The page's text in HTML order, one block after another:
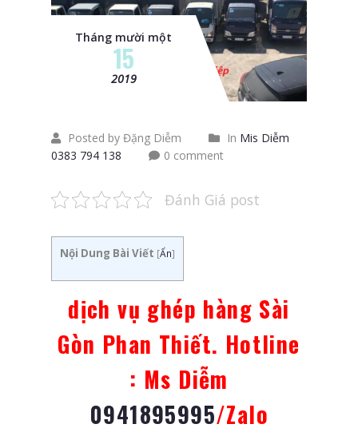
Tháng mười một
15
2019
Posted by Đặng Diễm In Mis Diễm
0383 794 138
0 comment
Đánh Giá post
Nội Dung Bài Viết [Ẩn]
dịch vụ ghép hàng Sài
Gòn Phan Thiết. Hotline
: Ms Diễm
0941895995/Zalo